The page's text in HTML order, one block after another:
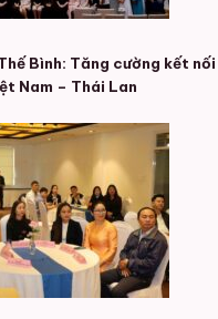
Bình: Tăng cường kết
Nam – Thái Lan